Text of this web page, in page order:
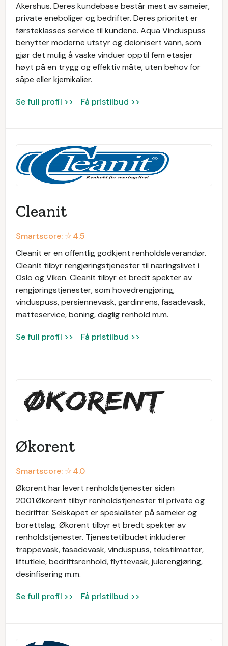
Akershus. Deres kundebase består mest av sameier,
private eneboliger og bedrifter. Deres prioritet er
førsteklasses service til kundene. Aqua Vinduspuss
benytter moderne utstyr og deionisert vann, som
gjør det mulig å vaske vinduer opptil fem etasjer
høyt på en trygg og effektiv måte, uten behov for
såpe eller kjemikalier.
Se full profil >> Få pristilbud >>
Cleanit
Smartscore: ☆4.5
Cleanit er en offentlig godkjent renholdsleverandør.
Cleanit tilbyr rengjøringstjenester til næringslivet i
Oslo og Viken. Cleanit tilbyr et bredt spekter av
rengjøringstjenester, som hovedrengjøring,
vinduspuss, persiennevask, gardinrens, fasadevask,
matteservice, boning, daglig renhold m.m.
Se full profil >> Få pristilbud >>
Økorent
Smartscore: ☆4.0
Økorent har levert renholdstjenester siden
2001.Økorent tilbyr renholdstjenester til private og
bedrifter. Selskapet er spesialister på sameier og
borettslag. Økorent tilbyr et bredt spekter av
renholdstjenester. Tjenestetilbudet inkluderer
trappevask, fasadevask, vinduspuss, tekstilmatter,
liftutleie, bedriftsrenhold, flyttevask, julerengjøring,
desinfisering m.m.
Se full profil >> Få pristilbud >>